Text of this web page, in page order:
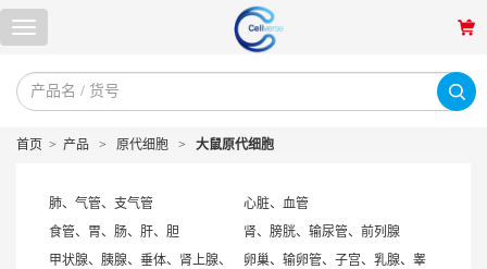
首页 > 产品 > 原代细胞 > 大鼠原代细胞
肺、气管、支气管
心脏、血管
食管、胃、肠、肝、胆
肾、膀胱、输尿管、前列腺
甲状腺、胰腺、垂体、肾上腺、
卵巢、输卵管、子宫、乳腺、睾